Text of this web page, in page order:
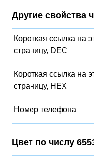
Другие свойства
Короткая ссылка на
страницу, DEC
Короткая ссылка на
страницу, HEX
Номер телефона
Цвет по числу